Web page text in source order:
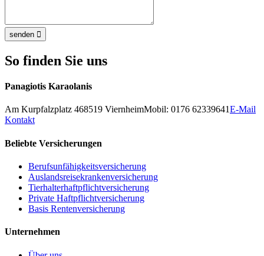
senden 
So finden Sie uns
Panagiotis Karaolanis
Am Kurpfalzplatz 468519 ViernheimMobil: 0176 62339641E-Mail
Kontakt
Beliebte Versicherungen
Berufsunfähigkeitsversicherung
Auslandsreisekrankenversicherung
Tierhalterhaftpflichtversicherung
Private Haftpflichtversicherung
Basis Rentenversicherung
Unternehmen